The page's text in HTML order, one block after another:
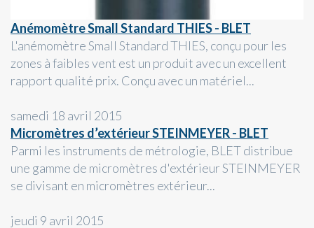
Anémomètre Small Standard THIES - BLET
L'anémomètre Small Standard THIES, conçu pour les
zones à faibles vent est un produit avec un excellent
rapport qualité prix. Conçu avec un matériel...
samedi 18 avril 2015
Micromètres d’extérieur STEINMEYER - BLET
Parmi les instruments de métrologie, BLET distribue
une gamme de micromètres d'extérieur STEINMEYER
se divisant en micromètres extérieur...
jeudi 9 avril 2015